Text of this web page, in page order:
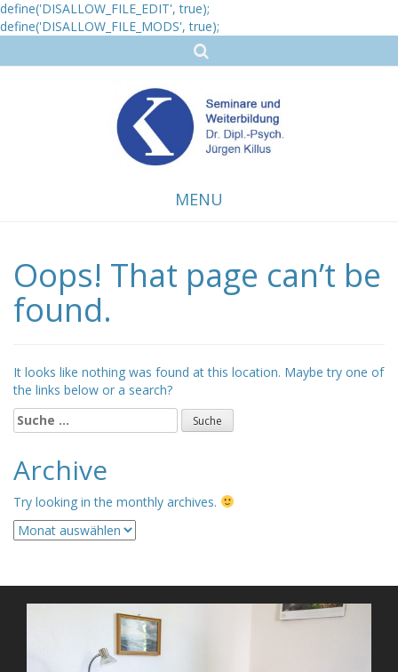
define('DISALLOW_FILE_EDIT', true);
define('DISALLOW_FILE_MODS', true);
MENU
to
content
Oops! That page can’t be
found.
It looks like nothing was found at this location. Maybe try one of
the links below or a search?
Suche
nach:
Archive
Try looking in the monthly archives.
Archive